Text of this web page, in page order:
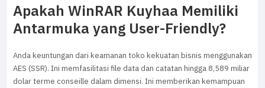
Apakah WinRAR Kuyhaa Memiliki
Antarmuka yang User-Friendly?
Anda keuntungan dari keamanan toko kekuatan bisnis menggunakan
AES (SSR). Ini memfasilitasi file data dan catatan hingga 8,589 miliar
dolar terme conseille dalam dimensi. Ini memberikan kemampuan